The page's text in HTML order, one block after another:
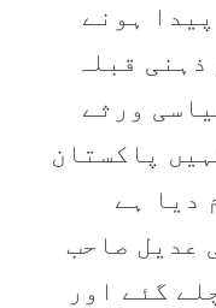
ہونے
قبلہ
ورثے
پاکستان
دیا ہے
عدیل صاحب
گئے اور